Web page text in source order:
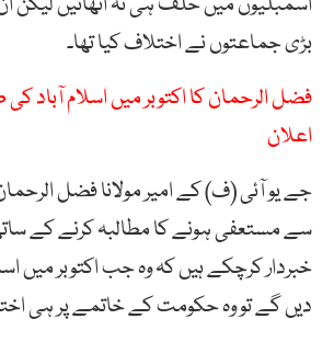
بڑی جماعتوں نے اختلاف کیا تھا۔
فضل الرحمان کا اکتوبر میں اسلام آباد
اعلان
جے یو آئی (ف) کے امیر مولانا فضل
سے مستعفی ہونے کا مطالبہ کرنے کے
خبردار کرچکے ہیں کہ وہ جب اکتوبر میں
دیں گے تو وہ حکومت کے خاتمے پر ہی